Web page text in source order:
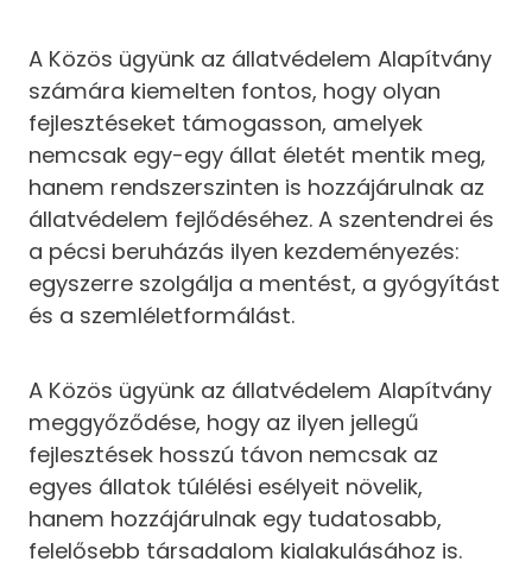
A Közös ügyünk az állatvédelem Alapítvány
számára kiemelten fontos, hogy olyan
fejlesztéseket támogasson, amelyek
nemcsak egy-egy állat életét mentik meg,
hanem rendszerszinten is hozzájárulnak az
állatvédelem fejlődéséhez. A szentendrei és
a pécsi beruházás ilyen kezdeményezés:
egyszerre szolgálja a mentést, a gyógyítást
és a szemléletformálást.
A Közös ügyünk az állatvédelem Alapítvány
meggyőződése, hogy az ilyen jellegű
fejlesztések hosszú távon nemcsak az
egyes állatok túlélési esélyeit növelik,
hanem hozzájárulnak egy tudatosabb,
felelősebb társadalom kialakulásához is.